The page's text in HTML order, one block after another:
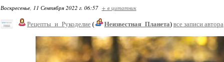
Воскресенье, 11 Сентября 2022 г. 06:57 + в цитатник
Рецепты_и_Рукоделие ( Неизвестная_Планета) все записи автора